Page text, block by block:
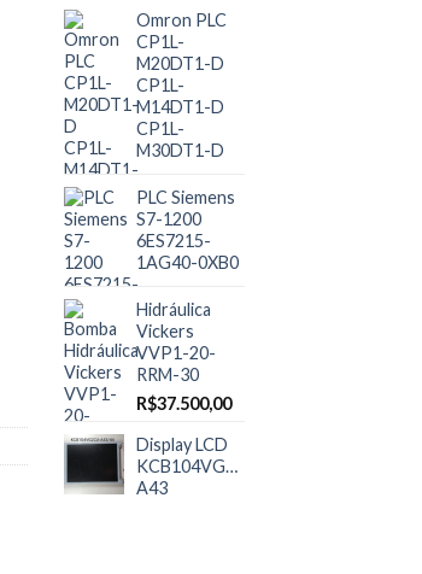
Omron PLC
CP1L-
M20DT1-D
CP1L-
M14DT1-D
CP1L-
M30DT1-D
PLC Siemens
S7-1200
6ES7215-
1AG40-0XB0
Hidráulica
Vickers
VVP1-20-
RRM-30
R$37.500,00
Display LCD
KCB104VG2CA-
A43